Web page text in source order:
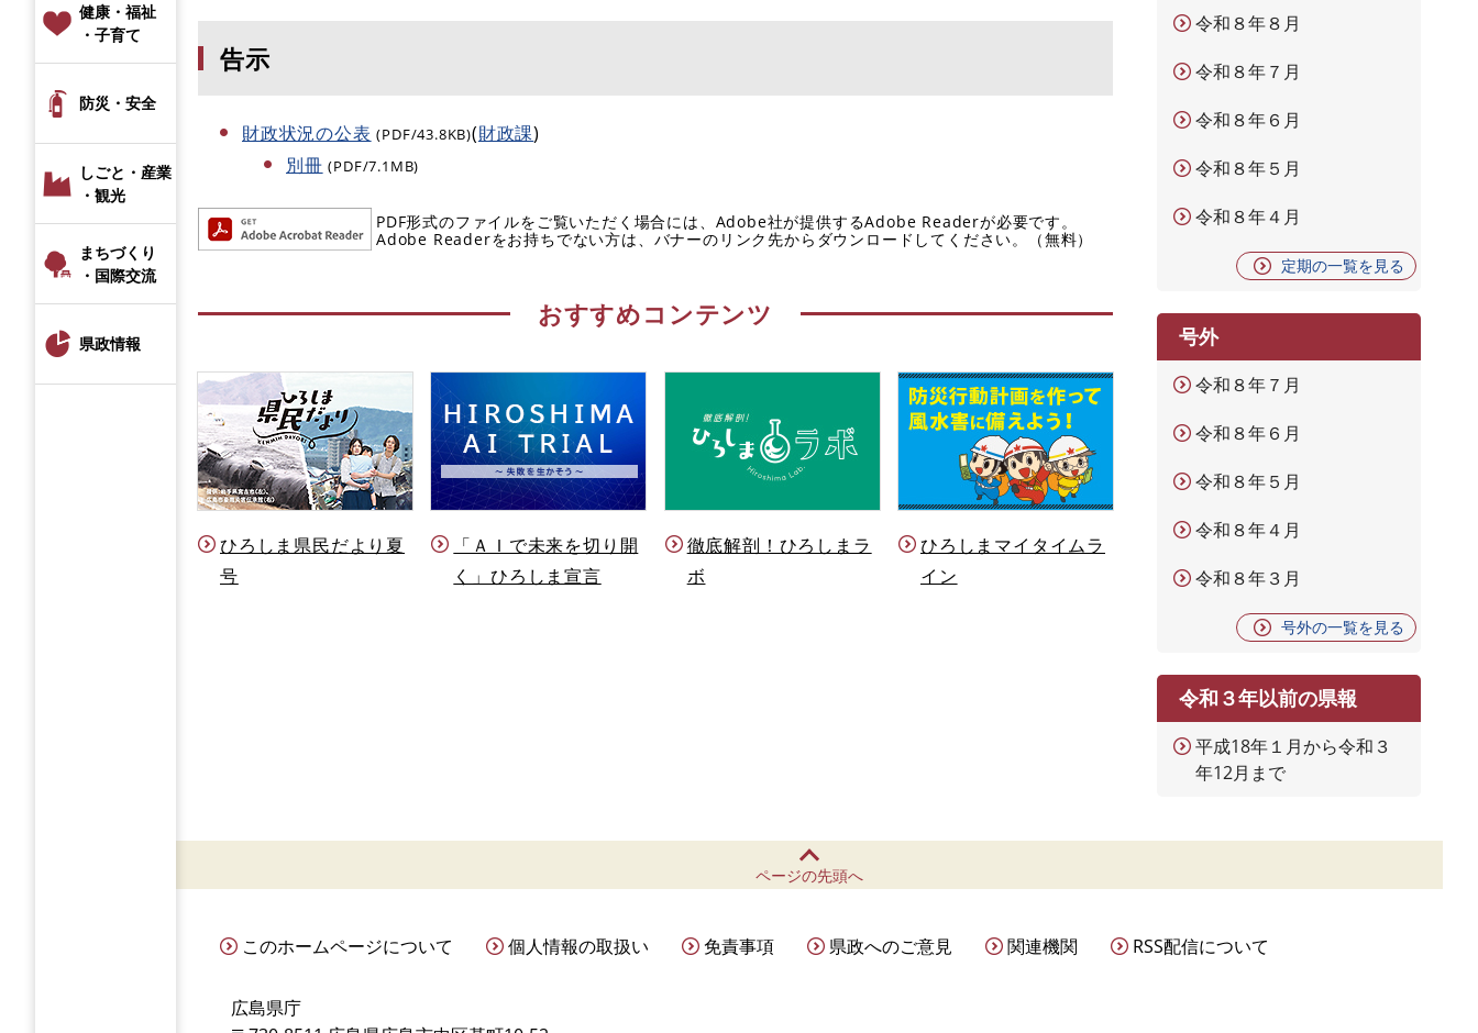
健康・福祉
・子育て
防災・安全
しごと・産業
・観光
まちづくり
・国際交流
県政情報
告示
財政状況の公表 (PDF/43.8KB)(財政課)
別冊 (PDF/7.1MB)
PDF形式のファイルをご覧いただく場合には、Adobe社が提供するAdobe Readerが必要です。
Adobe Readerをお持ちでない方は、バナーのリンク先からダウンロードしてください。（無料）
おすすめコンテンツ
ひろしま県民だより夏
号
「ＡＩで未来を切り開
く」ひろしま宣言
徹底解剖！ひろしまラ
ボ
ひろしまマイタイムラ
イン
令和８年８月
令和８年７月
令和８年６月
令和８年５月
令和８年４月
定期の一覧を見る
号外
令和８年７月
令和８年６月
令和８年５月
令和８年４月
令和８年３月
号外の一覧を見る
令和３年以前の県報
平成18年１月から令和３
年12月まで
ページの先頭へ
このホームページについて 個人情報の取扱い 免責事項 県政へのご意見 関連機関 RSS配信について
広島県庁